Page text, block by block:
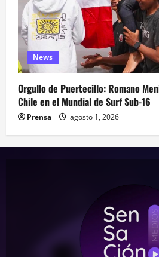
News
Orgullo de Puertecillo: Romano
Chile en el Mundial de Surf Sub-16
Prensa agosto 1, 2026